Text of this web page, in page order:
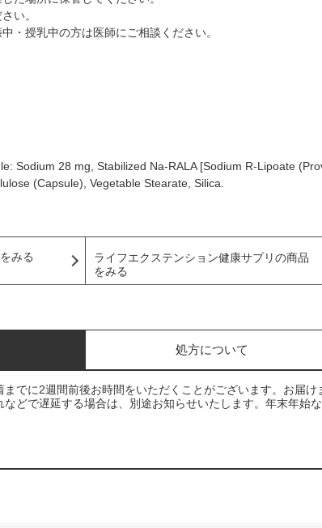
い。
・授乳中の方は医師にご相談ください。
Sodium 28 mg, Stabilized Na-RALA [Sodium R-Lipoate
(Capsule), Vegetable Stearate, Silica.
みる
ライフエクステンション健康サプリの商品
をみる
処方について
でに2週間前後お時間をいただくことがございます。お届
どで遅延する場合は、別途お知らせいたします。年末年始